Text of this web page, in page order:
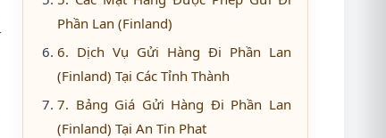
Phần Lan (Finland)
6. Dịch Vụ Gửi Hàng Đi Phần Lan
(Finland) Tại Các Tỉnh Thành
7. Bảng Giá Gửi Hàng Đi Phần Lan
(Finland) Tại An Tin Phat